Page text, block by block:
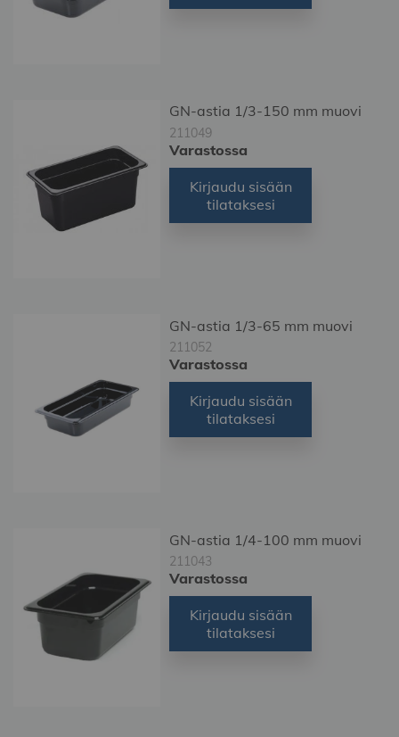
GN-astia 1/3-150 mm muovi
211049
Varastossa
Kirjaudu sisään
tilataksesi
GN-astia 1/3-65 mm muovi
211052
Varastossa
Kirjaudu sisään
tilataksesi
GN-astia 1/4-100 mm muovi
211043
Varastossa
Kirjaudu sisään
tilataksesi